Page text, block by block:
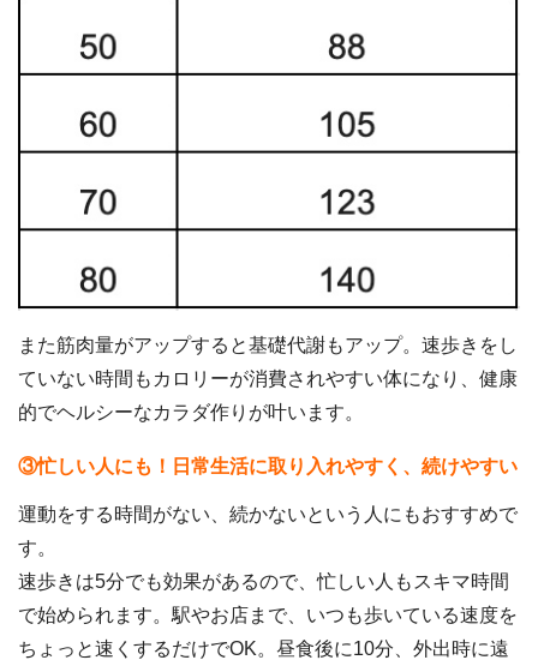
また筋肉量がアップすると基礎代謝もアップ。速歩きをし
ていない時間もカロリーが消費されやすい体になり、健康
的でヘルシーなカラダ作りが叶います。
③忙しい人にも！日常生活に取り入れやすく、続けやすい
運動をする時間がない、続かないという人にもおすすめで
す。
速歩きは5分でも効果があるので、忙しい人もスキマ時間
で始められます。駅やお店まで、いつも歩いている速度を
ちょっと速くするだけでOK。昼食後に10分、外出時に遠